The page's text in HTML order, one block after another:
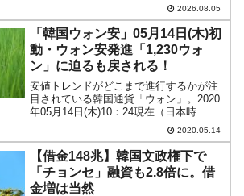
『Investing.com』より引用）。ギャップ
アップして始まりました。KOSPIは「6...
2026.08.05
「韓国ウォン安」05月14日(木)初
動・ウォン安発進「1,230ウォ
ン」に迫るも戻される！
安値トレンドがどこまで進行するかが注
目されている韓国通貨「ウォン」。2020
年05月14日(木)10：24現在（日本時
間）、ドルウォンチャートは以下のよう
『Investing.com』より引用）。開場いき
なり「1ド...
2020.05.14
【借金148兆】韓国文政権下で
「チョンセ」融資も2.8倍に。借
金増は当然